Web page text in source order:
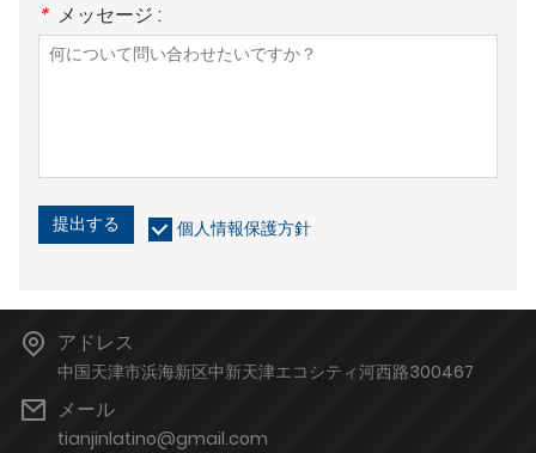
* メッセージ :
提出する 個人情報保護方針
アドレス
中国天津市浜海新区中新天津エコシティ河西路300467
メール
tianjinlatino@gmail.com